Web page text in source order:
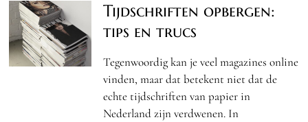
Tijdschriften opbergen:
tips en trucs
Tegenwoordig kan je veel magazines online
vinden, maar dat betekent niet dat de
echte tijdschriften van papier in
Nederland zijn verdwenen. In